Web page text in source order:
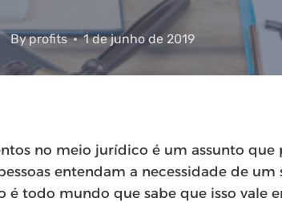
Byprofits 1 de junho de 2019
no meio jurídico é um assunto que
entendam a necessidade de um
é todo mundo que sabe que isso vale